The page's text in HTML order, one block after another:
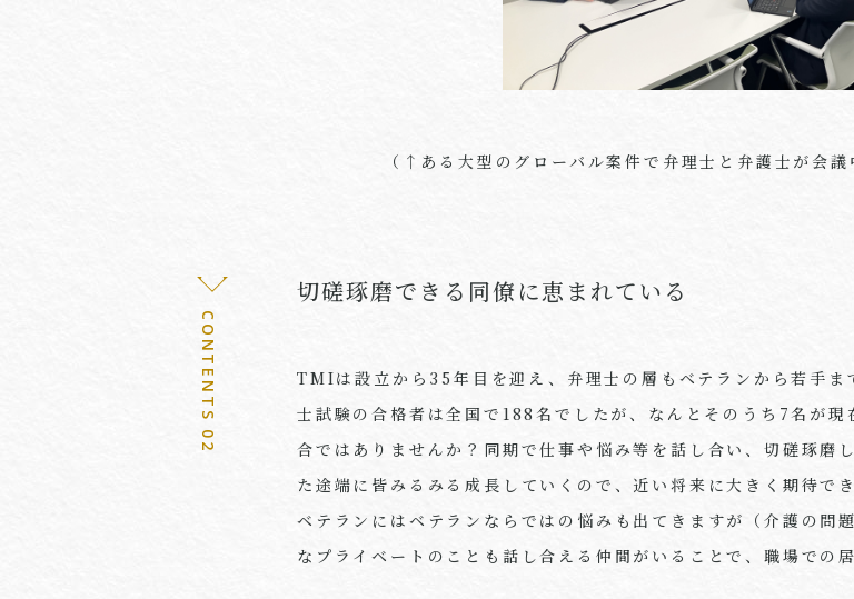
（↑ある大型のグローバル案件で弁理士と弁護士が会議
CONTENTS 02
切磋琢磨できる同僚に恵まれている
TMIは設立から 35年目を迎え、弁理士の層もベテランから若手
士試験の合格者は全国で 188名でしたが、なんとそのうち 7名が現
合ではありませんか？同期で仕事や悩み等を話し合い、切磋琢磨
た途端に皆みるみる成長していくので、近い将来に大きく期待でき
ベテランにはベテランならではの悩みも出てきますが（介護の問
なプライベートのことも話し合える仲間がいることで、職場での